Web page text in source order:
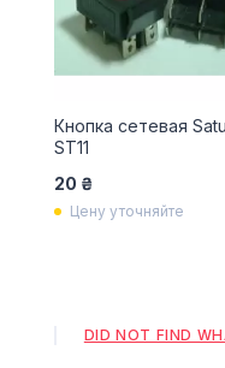
Кнопка сетевая
ST11
20 ₴
Цену уточняйте
DID NOT FIND